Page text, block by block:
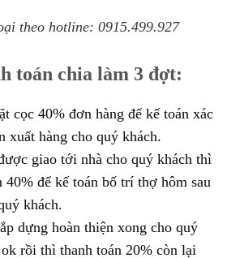
theo hotline: 0915.499.927
toán chia làm 3 đợt:
cọc 40% đơn hàng để kế toán xác
xuất hàng cho quý khách.
giao tới nhà cho quý khách thì
40% để kế toán bố trí thợ hôm sau
khách.
dựng hoàn thiện xong cho quý
rồi thì thanh toán 20% còn lại